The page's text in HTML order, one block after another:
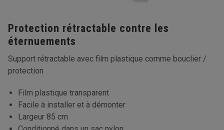
Protection rétractable contre les
éternuements
Support rétractable avec film plastique comme bouclier /
protection
Film plastique transparent
Facile à installer et à démonter
Largeur 85 cm